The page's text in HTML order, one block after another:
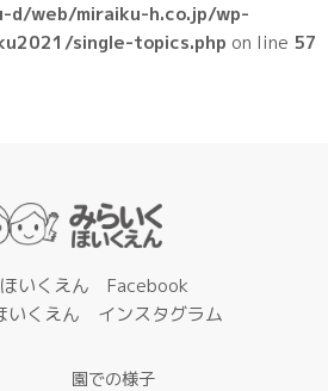
web/miraiku-h.co.jp/wp-
single-topics.php on line 57
園での様子